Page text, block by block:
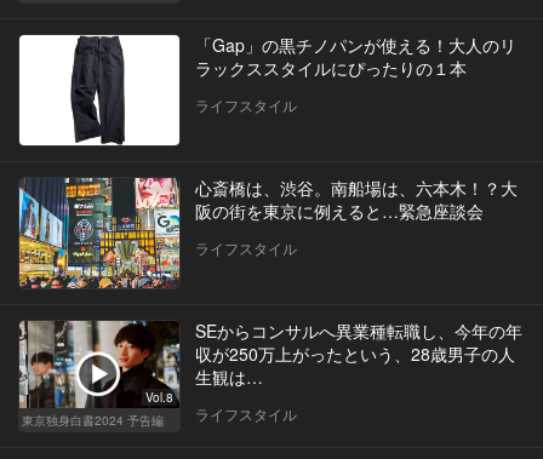
「Gap」の黒チノパンが使える！大人のリ
ラックススタイルにぴったりの１本
ライフスタイル
心斎橋は、渋谷。南船場は、六本木！？大
阪の街を東京に例えると…緊急座談会
ライフスタイル
Vol.8
東京独身白書2024 予告編
SEからコンサルへ異業種転職し、今年の年
収が250万上がったという、28歳男子の人
生観は…
ライフスタイル